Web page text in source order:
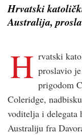
Hrvatski
Australija,
H rvatski
proslavio
prigodom
Coleridge,
voditelja i delegata
Australiju fra